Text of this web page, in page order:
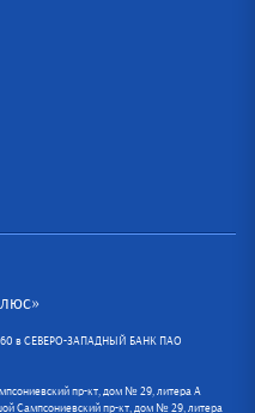
в СЕВЕРО-ЗАПАДНЫЙ БАНК ПАО
пр-кт, дом № 29, литера А
Сампсониевский пр-кт, дом № 29, литера